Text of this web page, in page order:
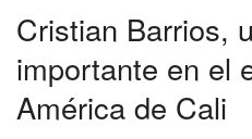
Cristian Barrios,
importante en el
América de Cali